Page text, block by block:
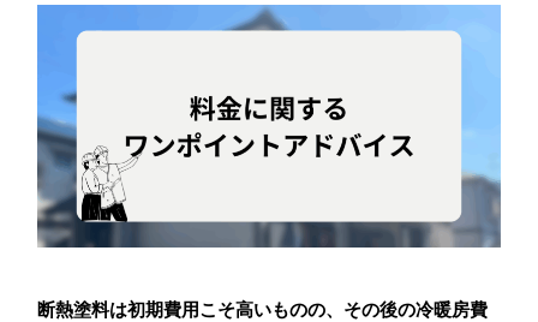
断熱塗料は初期費用こそ高いものの、その後の冷暖房費